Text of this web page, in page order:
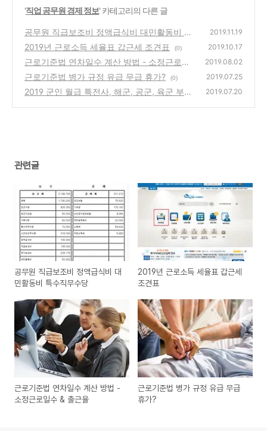
'직업 공무원 경제 정보' 카테고리의 다른 글
공무원 직급보조비 정액급식비 대민활동비 특
수직무수당
(0)
2019.11.19
2019년 근로소득 세율표 갑근세 조견표 (0) 2019.10.17
근로기준법 연차일수 계산 방법 - 소정근로일
수 & 출근율
(0)
2019.08.02
근로기준법 병가 규정 유급 무급 휴가? (0) 2019.07.25
2019 군인 월급 특전사, 해군, 공군, 육군 부사
2019.07.20
관련글
공무원 직급보조비 정액급식비 대
민활동비 특수직무수당
2019년 근로소득 세율표 갑근세
조견표
근로기준법 연차일수 계산 방법 -
소정근로일수 & 출근율
근로기준법 병가 규정 유급 무급
휴가?